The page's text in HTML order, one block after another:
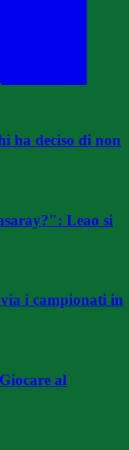
ha deciso di non
Leao si
i campionati in
al